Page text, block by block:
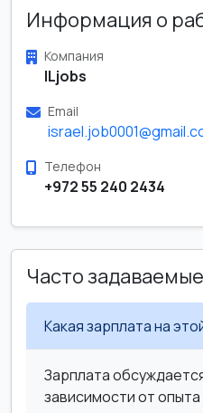
Информация о
Компания
ILjobs
Email
Телефон
+972 55 240 2434
Часто
Какая зарплата на
Зарплата
зависимости от